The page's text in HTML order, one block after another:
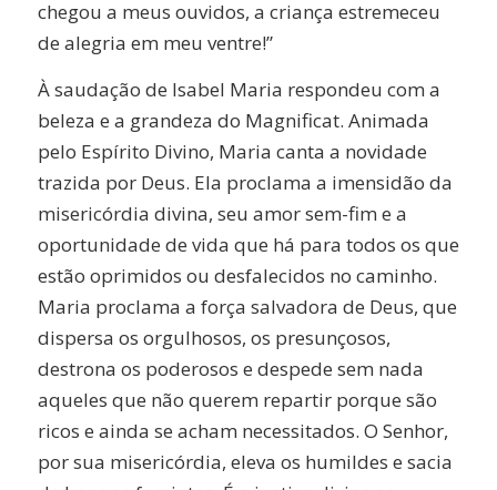
chegou a meus ouvidos, a criança estremeceu
de alegria em meu ventre!”
À saudação de Isabel Maria respondeu com a
beleza e a grandeza do Magnificat. Animada
pelo Espírito Divino, Maria canta a novidade
trazida por Deus. Ela proclama a imensidão da
misericórdia divina, seu amor sem-fim e a
oportunidade de vida que há para todos os que
estão oprimidos ou desfalecidos no caminho.
Maria proclama a força salvadora de Deus, que
dispersa os orgulhosos, os presunçosos,
destrona os poderosos e despede sem nada
aqueles que não querem repartir porque são
ricos e ainda se acham necessitados. O Senhor,
por sua misericórdia, eleva os humildes e sacia